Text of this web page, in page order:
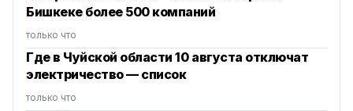
Бишкеке более 500 компаний
только что
Где в Чуйской области 10 августа отключат
электричество — список
только что